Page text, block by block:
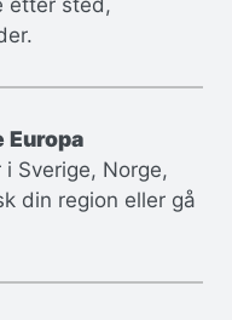
etter sted,
Europa
Sverige, Norge,
din region eller gå